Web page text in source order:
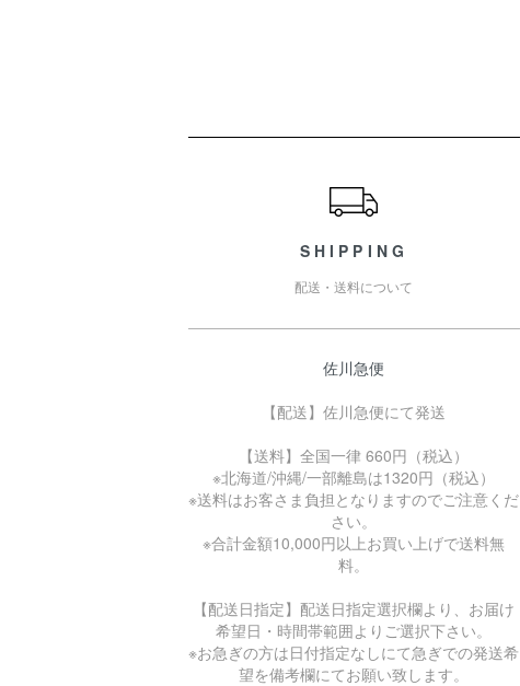
SHIPPING
配送・送料について
佐川急便
【配送】佐川急便にて発送
【送料】全国一律 660円（税込）
※北海道/沖縄/一部離島は1320円（税込）
※送料はお客さま負担となりますのでご注意くだ
さい。
※合計金額10,000円以上お買い上げで送料無
料。
【配送日指定】配送日指定選択欄より、お届け
希望日・時間帯範囲よりご選択下さい。
※お急ぎの方は日付指定なしにて急ぎでの発送希
望を備考欄にてお願い致します。